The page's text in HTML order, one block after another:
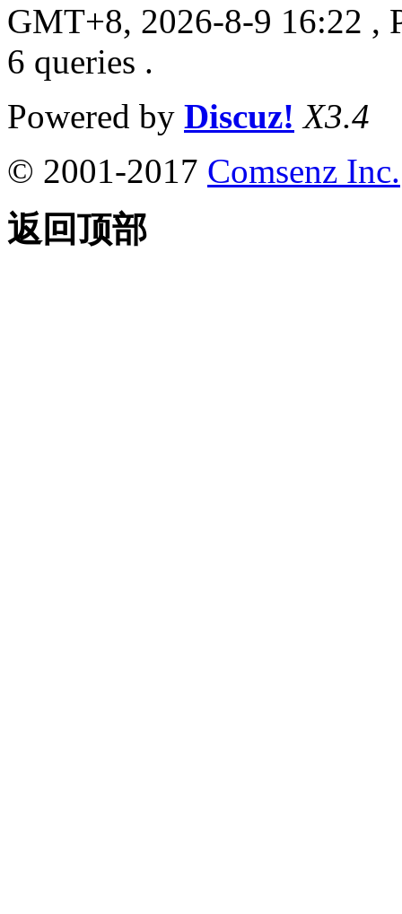
GMT+8, 2026-8-9 16:22 ,
6 queries .
Powered by Discuz! X3.4
© 2001-2017 Comsenz Inc.
返回顶部